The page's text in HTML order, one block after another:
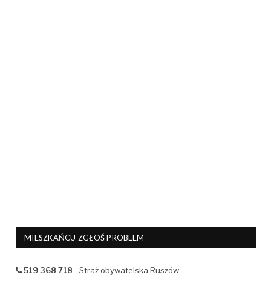
MIESZKAŃCU ZGŁOŚ PROBLEM
519 368 718 - Straż obywatelska Ruszów